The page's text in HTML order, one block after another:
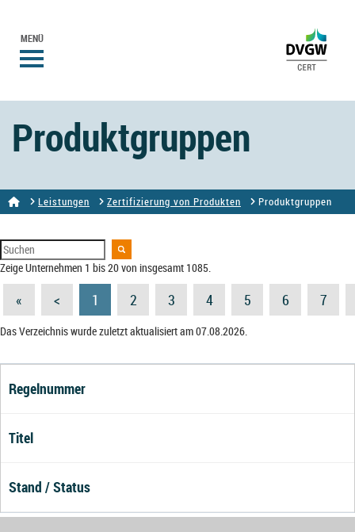
MENÜ
Produktgruppen
Leistungen Zertifizierung von Produkten Produktgruppen
Zeige Unternehmen 1 bis 20 von insgesamt 1085.
« < 1 2 3 4 5 6 7
Das Verzeichnis wurde zuletzt aktualisiert am 07.08.2026.
Regelnummer
Titel
Stand / Status